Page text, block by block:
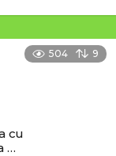
504 9
си
…